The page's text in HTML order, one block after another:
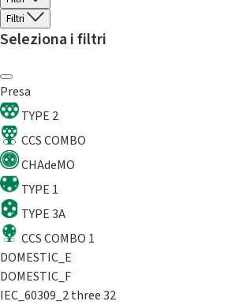
Filtri
Seleziona i filtri
Presa
TYPE 2
CCS COMBO
CHAdeMO
TYPE 1
TYPE 3A
CCS COMBO 1
DOMESTIC_E
DOMESTIC_F
IEC_60309_2 three 32